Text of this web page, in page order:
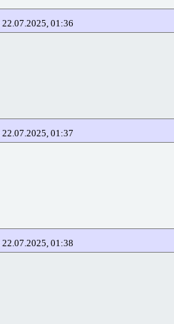
22.07.2025, 01:36
22.07.2025, 01:37
22.07.2025, 01:38